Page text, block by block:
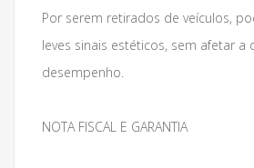
Por serem retirados de veículos,
leves sinais estéticos, sem afetar a
desempenho.
NOTA FISCAL E GARANTIA